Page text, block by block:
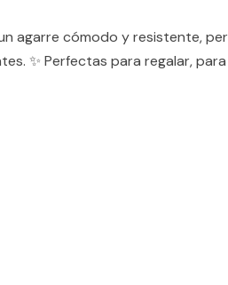
agarre cómodo y resistente,
✨ Perfectas para regalar,